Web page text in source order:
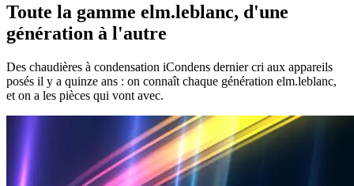
Toute la gamme elm.leblanc, d'une
génération à l'autre
Des chaudières à condensation iCondens dernier cri aux appareils
posés il y a quinze ans : on connaît chaque génération elm.leblanc,
et on a les pièces qui vont avec.